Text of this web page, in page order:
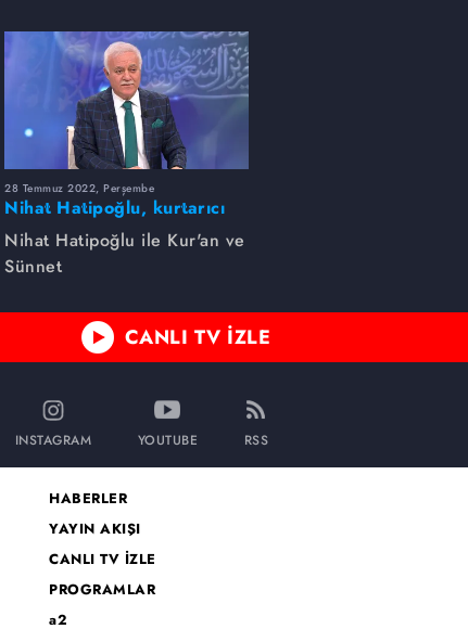
28 Temmuz 2022, Perşembe
Nihat Hatipoğlu, kurtarıcı
amelleri anlatıyor...
Nihat Hatipoğlu ile Kur'an ve
Sünnet
CANLI TV İZLE
INSTAGRAM YOUTUBE RSS
HABERLER
YAYIN AKIŞI
CANLI TV İZLE
PROGRAMLAR
a2